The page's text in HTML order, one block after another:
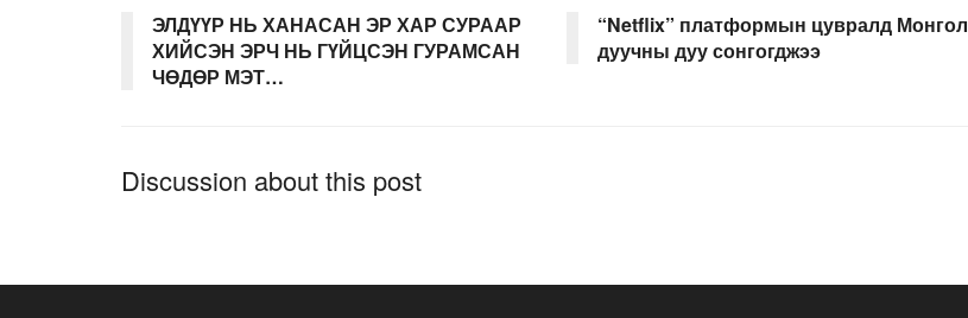
ЭЛДҮҮР НЬ ХАНАСАН ЭР ХАР СУРААР
ХИЙСЭН ЭРЧ НЬ ГҮЙЦСЭН ГУРАМСАН
ЧӨДӨР МЭТ…
“Netflix” платформын цувралд Монгол
дуучны дуу сонгогджээ
Discussion about this post